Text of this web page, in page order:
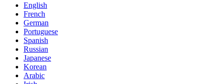
English
French
German
Portuguese
Spanish
Russian
Japanese
Korean
Arabic